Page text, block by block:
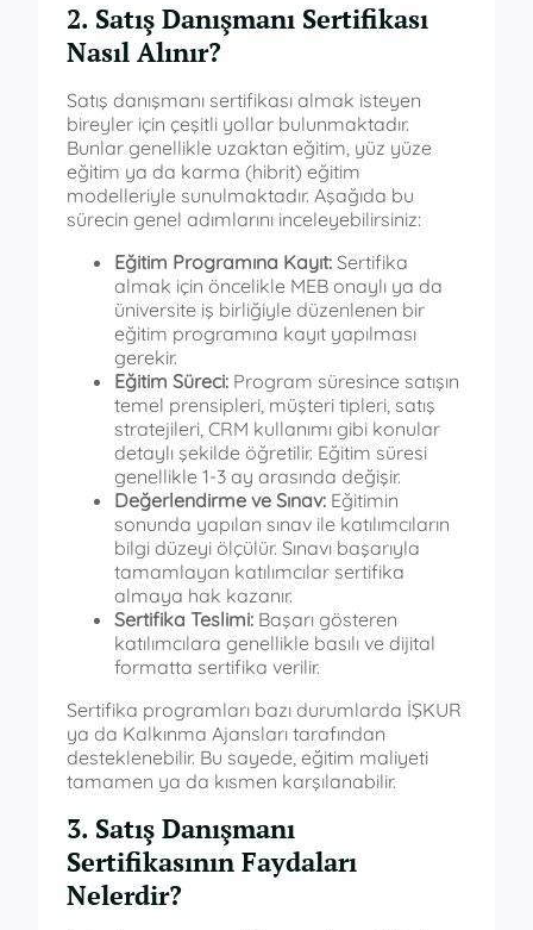
2. Satış Danışmanı Sertifikası
Nasıl Alınır?
Satış danışmanı sertifikası almak isteyen
bireyler için çeşitli yollar bulunmaktadır.
Bunlar genellikle uzaktan eğitim, yüz yüze
eğitim ya da karma (hibrit) eğitim
modelleriyle sunulmaktadır. Aşağıda bu
sürecin genel adımlarını inceleyebilirsiniz:
Eğitim Programına Kayıt: Sertifika
almak için öncelikle MEB onaylı ya da
üniversite iş birliğiyle düzenlenen bir
eğitim programına kayıt yapılması
gerekir.
Eğitim Süreci: Program süresince satışın
temel prensipleri, müşteri tipleri, satış
stratejileri, CRM kullanımı gibi konular
detaylı şekilde öğretilir. Eğitim süresi
genellikle 1-3 ay arasında değişir.
Değerlendirme ve Sınav: Eğitimin
sonunda yapılan sınav ile katılımcıların
bilgi düzeyi ölçülür. Sınavı başarıyla
tamamlayan katılımcılar sertifika
almaya hak kazanır.
Sertifika Teslimi: Başarı gösteren
katılımcılara genellikle basılı ve dijital
formatta sertifika verilir.
Sertifika programları bazı durumlarda İŞKUR
ya da Kalkınma Ajansları tarafından
desteklenebilir. Bu sayede, eğitim maliyeti
tamamen ya da kısmen karşılanabilir.
3. Satış Danışmanı
Sertifikasının Faydaları
Nelerdir?